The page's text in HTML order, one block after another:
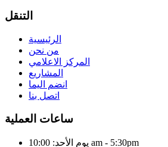
التنقل
الرئيسية
من نحن
المركز الاعلامي
المشاريع
انضم اليما
اتصل بنا
ساعات العملية
يوم الأحد: 10:00 am - 5:30pm